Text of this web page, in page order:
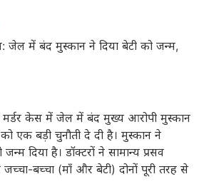
जेल में बंद मुस्कान ने दिया बेटी को जन्म,
मर्डर केस में जेल में बंद मुख्य आरोपी मुस्कान
एक बड़ी चुनौती दे दी है। मुस्कान ने
दिया है। डॉक्टरों ने सामान्य प्रसव
बच्चा (माँ और बेटी) दोनों पूरी तरह से